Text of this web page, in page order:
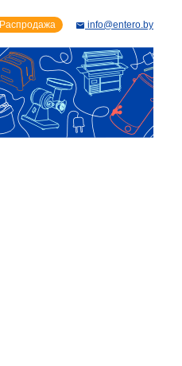
Распродажа info@entero.by